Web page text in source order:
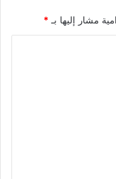
مشار إليها بـ *